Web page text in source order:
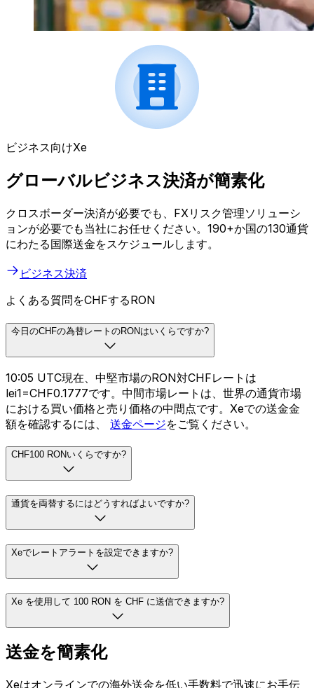
ビジネス向けXe
グローバルビジネス決済が簡素化
クロスボーダー決済が必要でも、FXリスク管理ソリューシ
ョンが必要でも当社にお任せください。190+か国の130通貨
にわたる国際送金をスケジュールします。
ビジネス決済
よくある質問をCHFするRON
今日のCHFの為替レートのRONはいくらですか?
10:05 UTC現在、中堅市場のRON対CHFレートは
lei1=CHF0.1777です。中間市場レートは、世界の通貨市場
における買い価格と売り価格の中間点です。Xeでの送金金
額を確認するには、 送金ページをご覧ください。
CHF100 RONいくらですか?
通貨を両替するにはどうすればよいですか?
Xeでレートアラートを設定できますか?
Xe を使用して 100 RON を CHF に送信できますか?
送金を簡素化
Xeはオンラインでの海外送金を低い手数料で迅速にお手伝